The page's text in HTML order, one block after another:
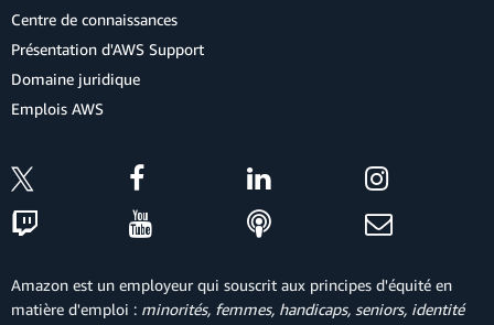
Centre de connaissances
Présentation d'AWS Support
Domaine juridique
Emplois AWS
Amazon est un employeur qui souscrit aux principes d'équité en
matière d'emploi : minorités, femmes, handicaps, seniors, identité